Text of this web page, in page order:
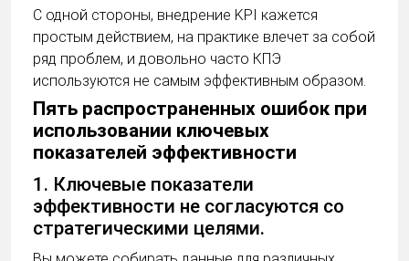
С одной стороны, внедрение KPI кажется
простым действием, на практике влечет за собой
ряд проблем, и довольно часто КПЭ
используются не самым эффективным образом.
Пять распространенных ошибок при
использовании ключевых
показателей эффективности
1. Ключевые показатели
эффективности не согласуются со
стратегическими целями.